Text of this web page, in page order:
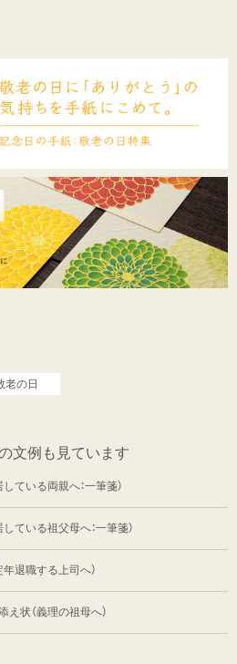
老の日
文例も見ています
している両親へ：一筆箋）
している祖父母へ：一筆箋）
年退職する上司へ）
え状（義理の祖母へ）